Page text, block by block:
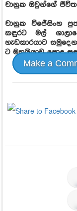
චානුක ඔවුන්ගේ
චානුක විජේසිංහ
කඳුරට මල්
හැඩකාරයාට
ට මහයියාව පොදු
Make a